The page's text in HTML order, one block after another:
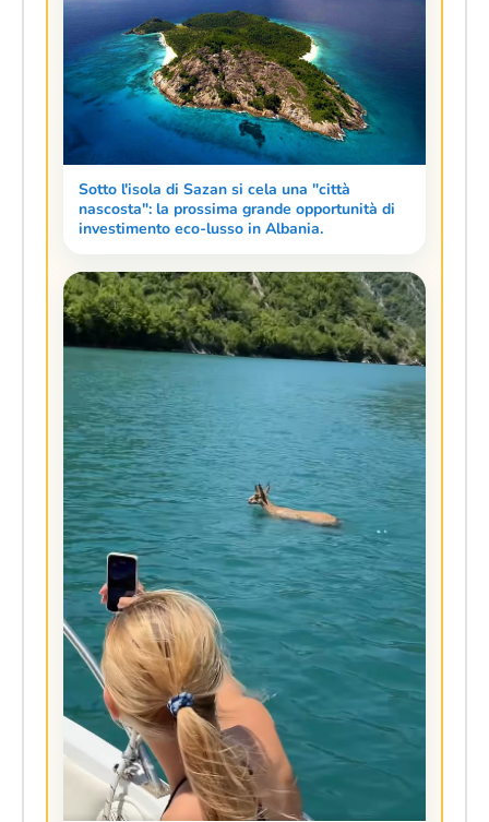
Sotto l'isola di Sazan si cela una "città
nascosta": la prossima grande opportunità di
investimento eco-lusso in Albania.